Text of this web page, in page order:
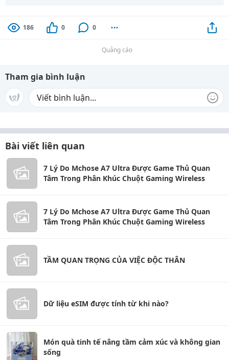
186 0 0
Quảng cáo
Tham gia bình luận
Bài viết liên quan
7 Lý Do Mchose A7 Ultra Được Game Thủ Quan
Tâm Trong Phân Khúc Chuột Gaming Wireless
7 Lý Do Mchose A7 Ultra Được Game Thủ Quan
Tâm Trong Phân Khúc Chuột Gaming Wireless
TẦM QUAN TRỌNG CỦA VIỆC ĐỘC THÂN
Dữ liệu eSIM được tính từ khi nào?
Món quà tinh tế nâng tầm cảm xúc và không gian
sống